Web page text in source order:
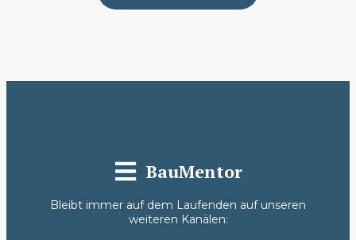
BauMentor
Bleibt immer auf dem Laufenden auf unseren
weiteren Kanälen: